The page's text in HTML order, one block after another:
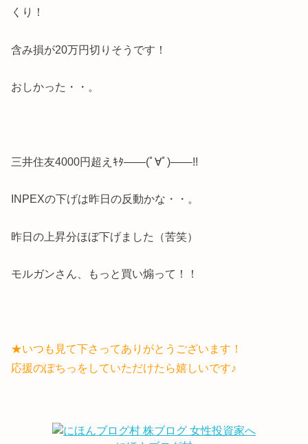
くり！
含み損が20万円切りそうです！
おしかった・・。
三井住友4000円超えｷﾀ――(ﾟ∀ﾟ)――!!
INPEXの下げは昨日の反動かな・・。
昨日の上昇分ほぼ下げました（苦笑）
モルガンさん、もっと買い煽って！！
★いつも見て下さってありがとうございます！
応援のぽちっをしていただけたら嬉しいです♪